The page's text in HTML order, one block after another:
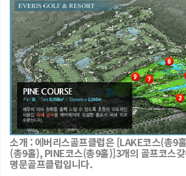
소개 : 에버리스골프클럽은 [LAKE코스(총9
(총9홀), PINE코스(총9홀)]3개의 골프코스
명문골프클럽입니다.